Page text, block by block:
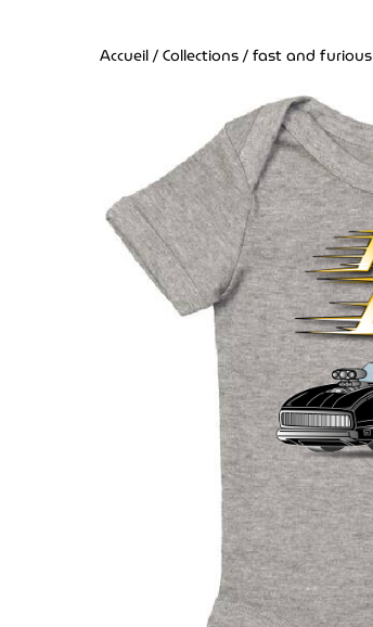
Accueil/Collections/fast and furious